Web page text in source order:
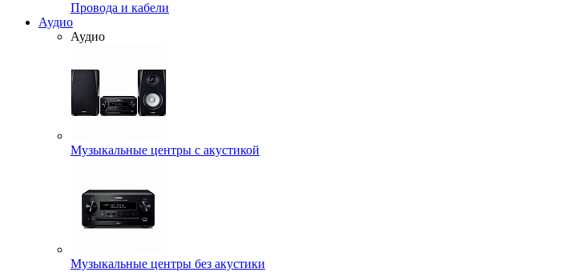
Провода и кабели
Аудио
Аудио
Музыкальные центры с акустикой
Музыкальные центры без акустики